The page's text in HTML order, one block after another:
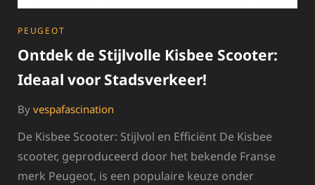
CATEGORIES
PEUGEOT
Ontdek de Stijlvolle Kisbee Scooter:
Ideaal voor Stadsverkeer!
By vespafascination
De Kisbee Scooter: Stijlvol en Efficiënt De Kisbee
scooter, geproduceerd door het bekende Franse
merk Peugeot, is een populaire keuze onder